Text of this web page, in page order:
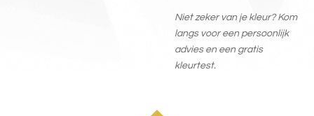
Niet zeker van je kleur? Kom
langs voor een persoonlijk
advies en een gratis
kleurtest.